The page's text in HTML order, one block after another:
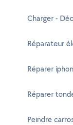
Charger -
Réparateur
Réparer
Réparer
Peindre